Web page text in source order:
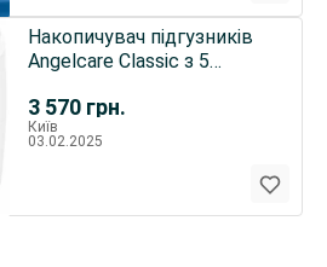
3 570 грн.
Накопичувач підгузників
Angelcare Classic з 5
Київ
03.02.2025